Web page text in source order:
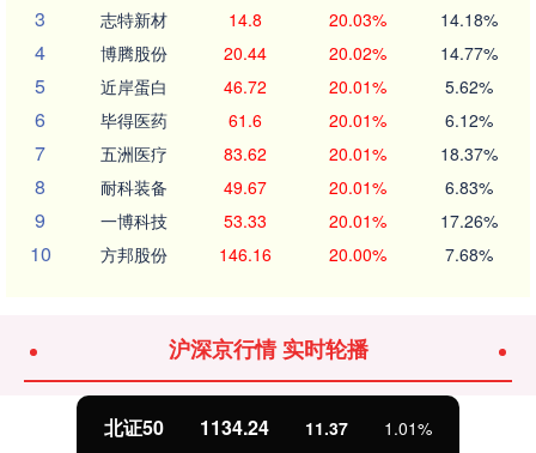
3 志特新材 14.8 20.03% 14.18%
4 博腾股份 20.44 20.02% 14.77%
5 近岸蛋白 46.72 20.01% 5.62%
6 毕得医药 61.6 20.01% 6.12%
7 五洲医疗 83.62 20.01% 18.37%
8 耐科装备 49.67 20.01% 6.83%
9 一博科技 53.33 20.01% 17.26%
10 方邦股份 146.16 20.00% 7.68%
沪深京行情 实时轮播
北证50 1134.24 11.37 1.01%